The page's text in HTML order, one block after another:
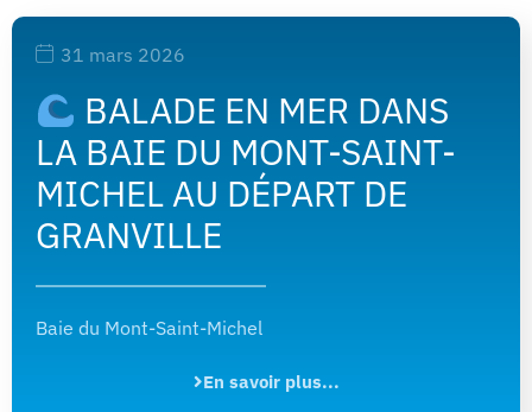
31 mars 2026
BALADE EN MER DANS
LA BAIE DU MONT-SAINT-
MICHEL AU DÉPART DE
GRANVILLE
Baie du Mont-Saint-Michel
En savoir plus...